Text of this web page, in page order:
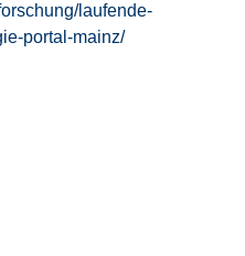
laufende-
portal-mainz/